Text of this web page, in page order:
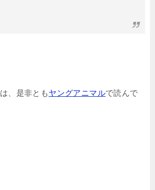
、是非ともヤングアニマルで読んで